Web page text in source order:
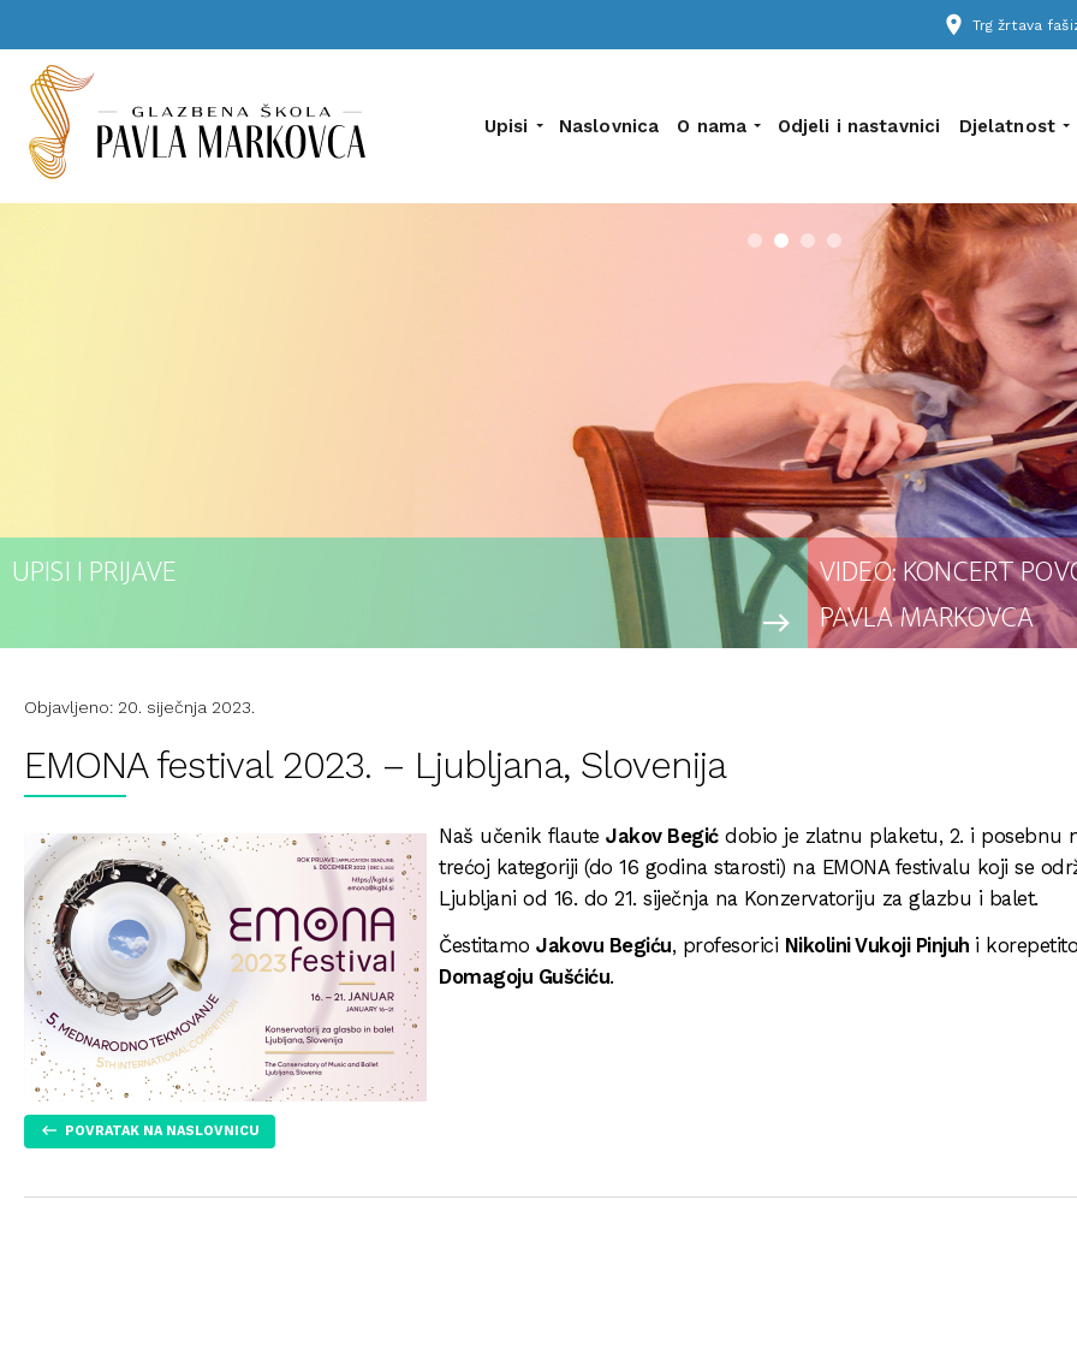
place Trg žrtava
Upisi Naslovnica O nama Odjeli i nastavnici Djelatnost
UPISI I PRIJAVE
east
VIDEO: KONCERT
PAVLA MARKOVCA
Objavljeno: 20. siječnja 2023.
EMONA festival 2023. – Ljubljana, Slovenija
Naš učenik flaute Jakov Begićdobio je zlatnu plaketu, 2. i posebnu
trećoj kategoriji (do 16 godina starosti) na EMONA festivalu koji se
Ljubljani od 16. do 21. siječnja na Konzervatoriju za glazbu i balet.
Čestitamo Jakovu Begiću, profesorici Nikolini Vukoji Pinjuh i
Domagoju Gušćiću.
POVRATAK NA NASLOVNICU